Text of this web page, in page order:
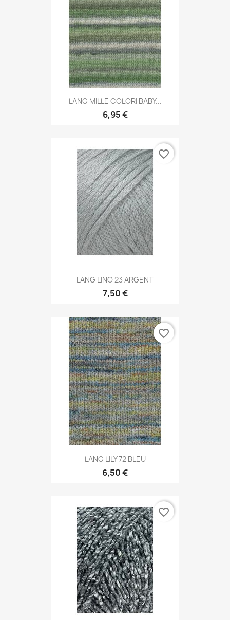
LANG MILLE COLORI BABY...
6,95 €
LANG LINO 23 ARGENT
7,50 €
favorite_border
LANG LILY 72 BLEU
6,50 €
favorite_border
favorite_border